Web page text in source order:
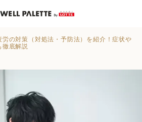
労の対策（対処法・予防法）を紹介！症状や
徹底解説